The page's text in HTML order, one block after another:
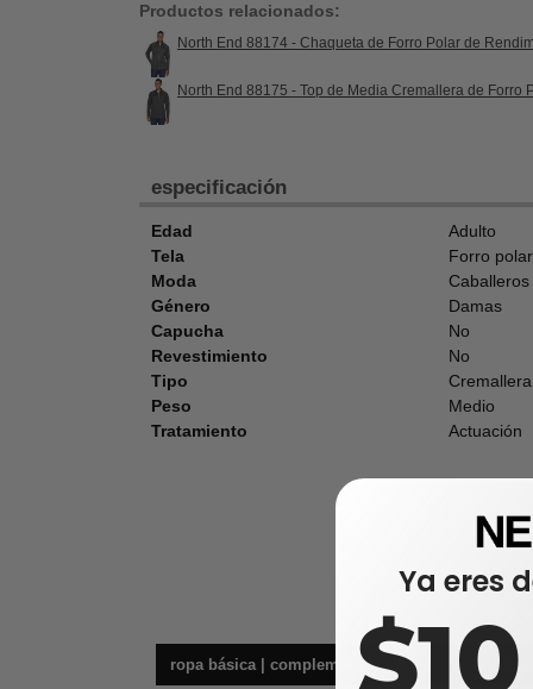
Productos relacionados:
North End 88174 - Chaqueta de Forro Polar de
North End 88175 - Top de Media Cremallera de
especificación
Edad
Adulto
Tela
Forro polar
Moda
Caballeros
Género
Damas
Capucha
No
Revestimiento
No
Tipo
Peso
Medio
Tratamiento
Actuación
ropa básica | complementos
Ya eres